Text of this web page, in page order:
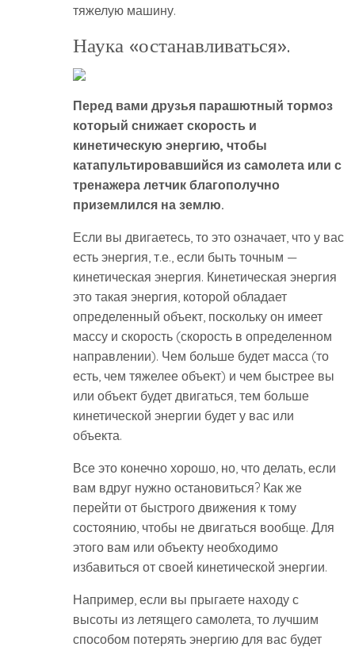
тяжелую машину.
Наука «останавливаться».
Перед вами друзья парашютный тормоз
который снижает скорость и
кинетическую энергию, чтобы
катапультировавшийся из самолета или с
тренажера летчик благополучно
приземлился на землю.
Если вы двигаетесь, то это означает, что у вас
есть энергия, т.е., если быть точным —
кинетическая энергия. Кинетическая энергия
это такая энергия, которой обладает
определенный объект, поскольку он имеет
массу и скорость (скорость в определенном
направлении). Чем больше будет масса (то
есть, чем тяжелее объект) и чем быстрее вы
или объект будет двигаться, тем больше
кинетической энергии будет у вас или
объекта.
Все это конечно хорошо, но, что делать, если
вам вдруг нужно остановиться? Как же
перейти от быстрого движения к тому
состоянию, чтобы не двигаться вообще. Для
этого вам или объекту необходимо
избавиться от своей кинетической энергии.
Например, если вы прыгаете находу с
высоты из летящего самолета, то лучшим
способом потерять энергию для вас будет